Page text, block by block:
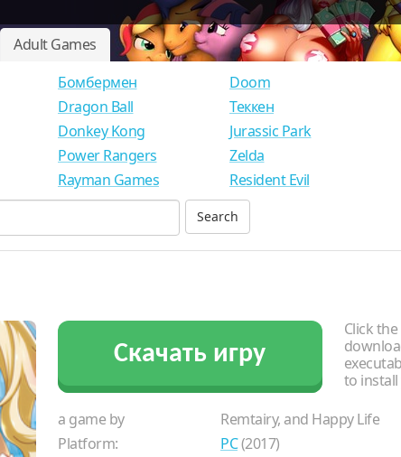
Adult Games
Бомбермен
Dragon Ball
Donkey Kong
Power Rangers
Rayman Games
Doom
Теккен
Jurassic Park
Zelda
Resident Evil
Скачать игру
Click
to
a game by
Remtairy, and Happy Life
Platform:
PC(2017)